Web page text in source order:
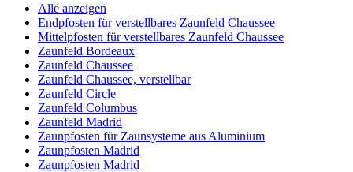
Alle anzeigen
Endpfosten für verstellbares Zaunfeld Chaussee
Mittelpfosten für verstellbares Zaunfeld Chaussee
Zaunfeld Bordeaux
Zaunfeld Chaussee
Zaunfeld Chaussee, verstellbar
Zaunfeld Circle
Zaunfeld Columbus
Zaunfeld Madrid
Zaunpfosten für Zaunsysteme aus Aluminium
Zaunpfosten Madrid
Zaunpfosten Madrid